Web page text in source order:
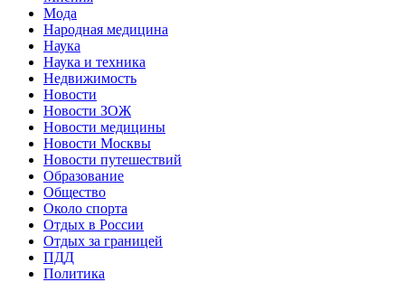
Мода
Народная медицина
Наука
Наука и техника
Недвижимость
Новости
Новости ЗОЖ
Новости медицины
Новости Москвы
Новости путешествий
Образование
Общество
Около спорта
Отдых в России
Отдых за границей
ПДД
Политика